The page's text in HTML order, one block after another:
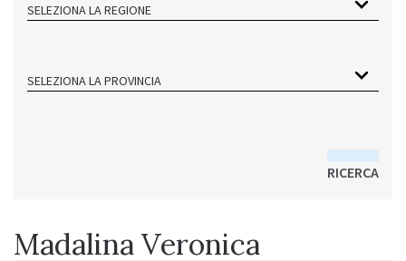
SELEZIONA LA REGIONE
SELEZIONA LA PROVINCIA
RICERCA
Madalina Veronica